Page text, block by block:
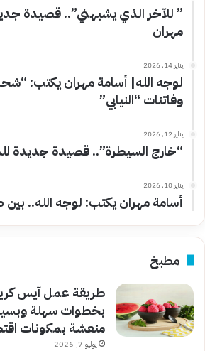
” للآخر الذي يشبهني”.. قصيدة
مهران
يناير 14, 2026
لوجه الله| أسامة مهران يكتب:
وفاتنات “النيابي”
يناير 12, 2026
“خارج السيطرة”.. قصيدة جديدة
يناير 10, 2026
أسامة مهران يكتب: لوجه الله..
مطبخ
طريقة عمل آيس
بخطوات سهلة
منعشة بمكونات
يوليو 7, 2026